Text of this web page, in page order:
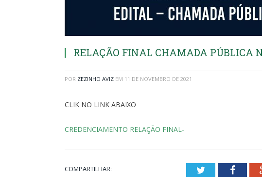
RELAÇÃO FINAL CHAMADA PÚBLICA
POR ZEZINHO AVIZ EM 11 DE NOVEMBRO DE 2021
CLIK NO LINK ABAIXO
CREDENCIAMENTO RELAÇÃO FINAL-
COMPARTILHAR: Twitter